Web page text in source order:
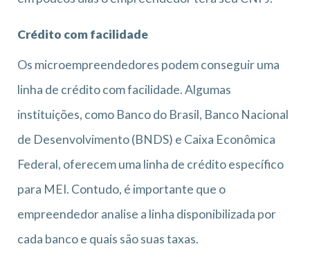
Crédito com facilidade
Os microempreendedores podem conseguir uma
linha de crédito com facilidade. Algumas
instituições, como Banco do Brasil, Banco Nacional
de Desenvolvimento (BNDS) e Caixa Econômica
Federal, oferecem uma linha de crédito específico
para MEI. Contudo, é importante que o
empreendedor analise a linha disponibilizada por
cada banco e quais são suas taxas.